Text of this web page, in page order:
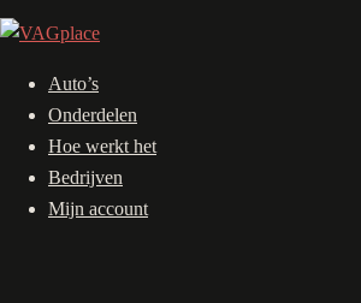
Ga
naar
inhoud
Auto’s
Onderdelen
Hoe werkt het
Bedrijven
Mijn account